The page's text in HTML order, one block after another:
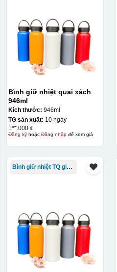
Bình giữ nhiệt quai xách
946ml
Kích thước: 946ml
TG sản xuất: 10 ngày
1**.000 ₫
Đăng kýhoặc Đăng nhậpđể xem giá
Bình giữ nhiệt TQ giá rẻ